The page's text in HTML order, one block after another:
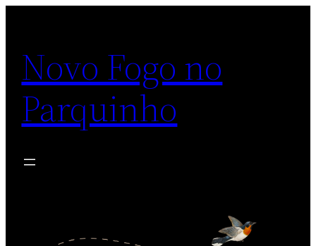
conteúdo
Novo Fogo no
Parquinho